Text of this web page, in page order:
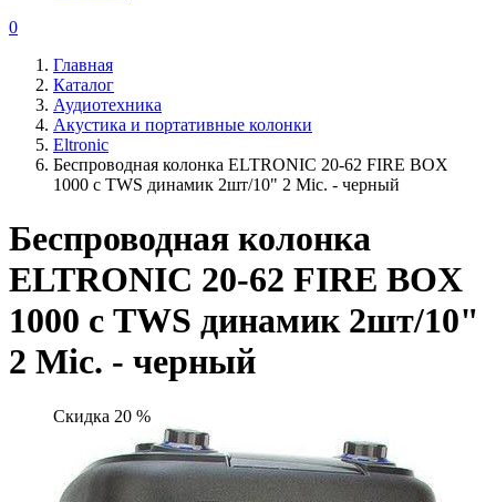
0
Главная
Каталог
Аудиотехника
Акустика и портативные колонки
Eltronic
Беспроводная колонка ELTRONIC 20-62 FIRE BOX
1000 с TWS динамик 2шт/10" 2 Mic. - черный
Беспроводная колонка
ELTRONIC 20-62 FIRE BOX
1000 с TWS динамик 2шт/10"
2 Mic. - черный
Скидка 20 %